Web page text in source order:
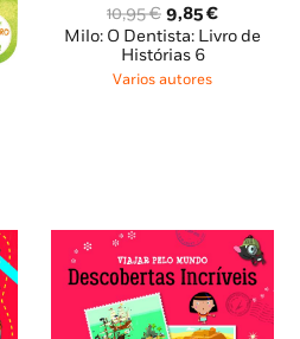
10,95€ O
preço
original
era:
9,85€O
preço
Milo: O Dentista: Livro de
Histórias 6
Varios autores